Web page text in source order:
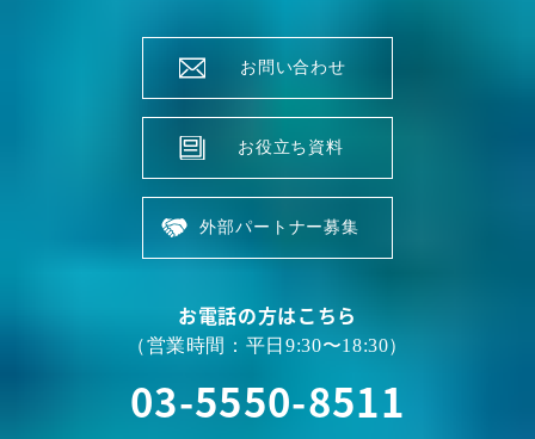
お問い合わせ
お役立ち資料
外部パートナー募集
お電話の方はこちら
（営業時間：平日9:30〜18:30）
03-5550-8511